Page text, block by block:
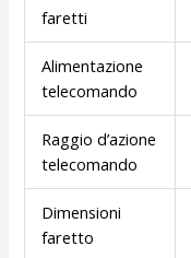
faretti
Alimentazione
telecomando
Raggio d’azione
telecomando
Dimensioni
faretto